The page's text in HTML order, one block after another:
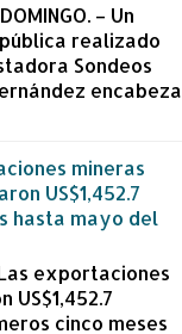
– Un
realizado
Sondeos
encabeza
mineras
US$1,452.7
hasta mayo del
exportaciones
US$1,452.7
cinco meses